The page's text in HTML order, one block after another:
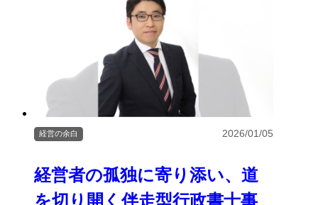
経営者の孤独に寄り添い、道
を切り開く伴走型行政書士事
経営の余白 2026/01/05